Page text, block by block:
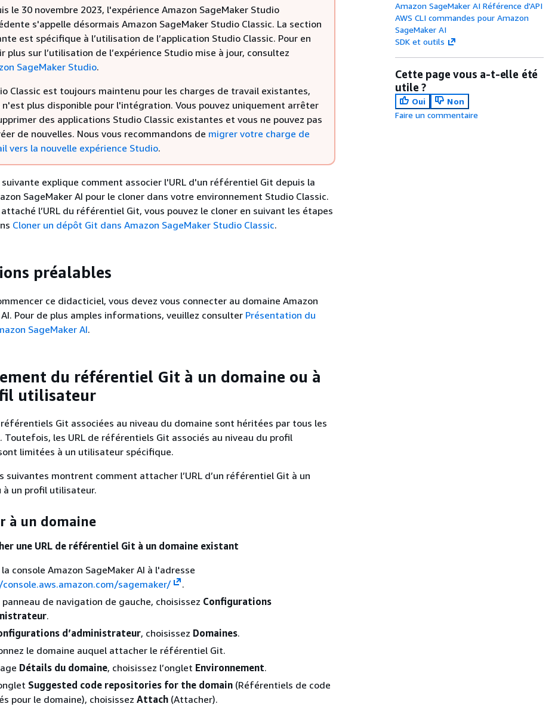
le 30 novembre 2023, l'expérience Amazon SageMaker Studio
s'appelle désormais Amazon SageMaker Studio Classic. La section
est spécifique à l’utilisation de l’application Studio Classic. Pour en
plus sur l’utilisation de l’expérience Studio mise à jour, consultez
SageMaker Studio.
Classic est toujours maintenu pour les charges de travail existantes,
n'est plus disponible pour l'intégration. Vous pouvez uniquement arrêter
des applications Studio Classic existantes et vous ne pouvez pas
de nouvelles. Nous vous recommandons de migrer votre charge de
vers la nouvelle expérience Studio.
suivante explique comment associer l'URL d'un référentiel Git depuis la
SageMaker AI pour le cloner dans votre environnement Studio Classic.
l’URL du référentiel Git, vous pouvez le cloner en suivant les étapes
Cloner un dépôt Git dans Amazon SageMaker Studio Classic.
préalables
ce didacticiel, vous devez vous connecter au domaine Amazon
Pour de plus amples informations, veuillez consulter Présentation du
SageMaker AI.
du référentiel Git à un domaine ou à
utilisateur
référentiels Git associées au niveau du domaine sont héritées par tous les
Toutefois, les URL de référentiels Git associés au niveau du profil
limitées à un utilisateur spécifique.
suivantes montrent comment attacher l’URL d’un référentiel Git à un
à un profil utilisateur.
à un domaine
une URL de référentiel Git à un domaine existant
console Amazon SageMaker AI à l'adresse
sagemaker/
.
panneau de navigation de gauche, choisissez Configurations
.
d’administrateur, choisissez Domaines.
le domaine auquel attacher le référentiel Git.
Détails du domaine, choisissez l’onglet Environnement.
Suggested code repositories for the domain (Référentiels de code
pour le domaine), choisissez Attach (Attacher).
Amazon SageMaker AI Référence d'API
AWS CLI commandes pour Amazon
SageMaker AI
SDK et outils
Cette page vous a-t-elle été
utile ?
Oui
Non
Faire un commentaire